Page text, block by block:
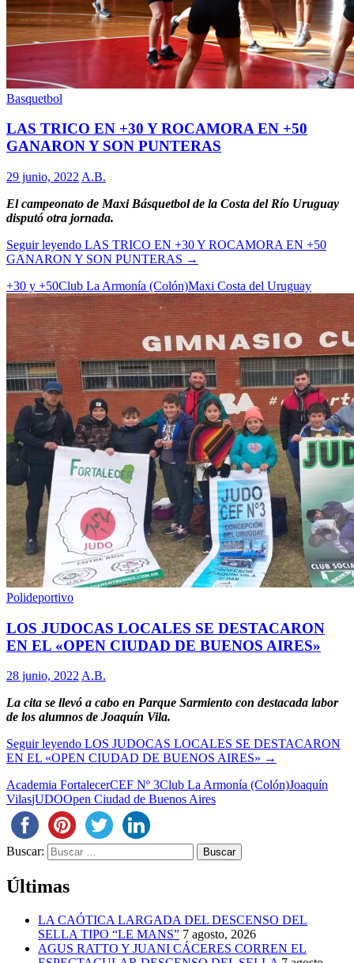
Basquetbol
LAS TRICO EN +30 Y ROCAMORA EN +50
GANARON Y SON PUNTERAS
29 junio, 2022 A.B.
El campeonato de Maxi Básquetbol de la Costa del Río Uruguay
disputó otra jornada.
Seguir leyendo LAS TRICO EN +30 Y ROCAMORA EN +50
GANARON Y SON PUNTERAS →
+30 y +50Club La Armonía (Colón)Maxi Costa del Uruguay
Polideportivo
LOS JUDOCAS LOCALES SE DESTACARON
EN EL «OPEN CIUDAD DE BUENOS AIRES»
28 junio, 2022A.B.
La cita se llevó a cabo en Parque Sarmiento con destacada labor
de los alumnos de Joaquín Vila.
Seguir leyendo LOS JUDOCAS LOCALES SE DESTACARON
EN EL «OPEN CIUDAD DE BUENOS AIRES» →
Academia FortalecerCEF Nº 3Club La Armonía (Colón)Joaquín
VilasjUDOOpen Ciudad de Buenos Aires
Buscar:
Últimas
LA CAÓTICA LARGADA DEL DESCENSO DEL
SELLA TIPO “LE MANS” 7 agosto, 2026
AGUS RATTO Y JUANI CÁCERES CORREN EL